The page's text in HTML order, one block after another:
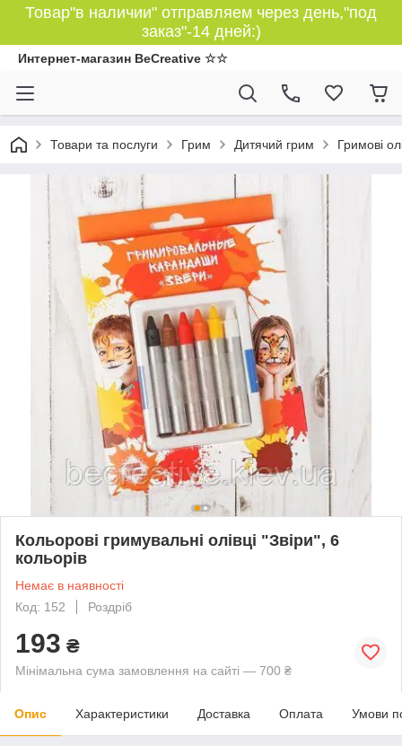
Товар"в наличии" отправляем через день,"под
заказ"-14 дней:)
Интернет-магазин BeCreative ☆☆
Товари та послуги Грим Дитячий грим Гримові
Кольорові гримувальні олівці "Звіри", 6
кольорів
Немає в наявності
Код: 152
Роздріб
193 ₴
Мінімальна сума замовлення на сайті — 700 ₴
Опис Характеристики Доставка Оплата Умови